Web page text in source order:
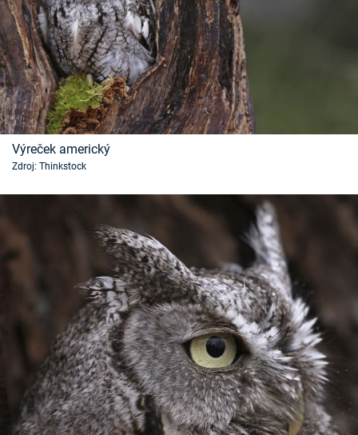
Výreček americký
Zdroj: Thinkstock